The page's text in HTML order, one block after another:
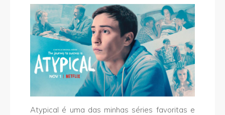
Atypical é uma das minhas séries favoritas e